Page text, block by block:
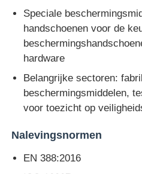
Verpakkingstestapparatuur
Testapparatuur voor
stof testmachine
Temperatuur en
Speciale
handschoenen voor de
hardware
Belangrijke sectoren:
beschermingsmiddelen,
voor toezicht op
Nalevingsnormen
EN 388:2016